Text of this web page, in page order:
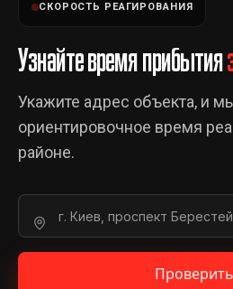
СКОРОСТЬ РЕАГИРОВАНИЯ
Узнайте время прибытия
Укажите адрес объекта, и
ориентировочное время
районе.
Проверить